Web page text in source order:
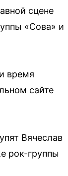
сцене
«Сова» и
время
сайте
Вячеслав
рок-группы